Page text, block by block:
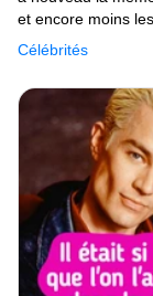
Célébrités
et encore moins
se présentent à
tenue, de
beautés célèbres
à nouveau ce
fois la même
de différentes